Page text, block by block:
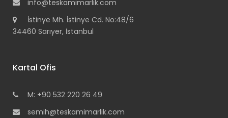
info@teskamimarlik.com
İstinye Mh. İstinye Cd. No:48/6
34460 Sarıyer, İstanbul
Kartal Ofis
M: +90 532 220 26 49
semih@teskamimarlik.com